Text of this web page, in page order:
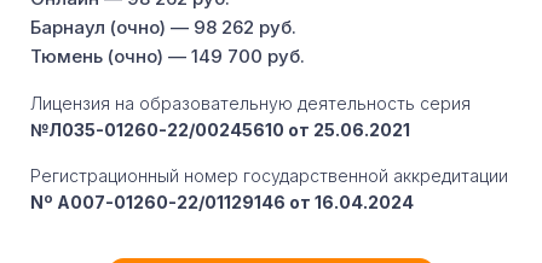
Барнаул (очно) — 98 262 руб.
Тюмень (очно) — 149 700 руб.
Лицензия на образовательную деятельность серия
№Л035-01260-22/00245610 от 25.06.2021
Регистрационный номер государственной аккредитации
Nº A007-01260-22/01129146 от 16.04.2024